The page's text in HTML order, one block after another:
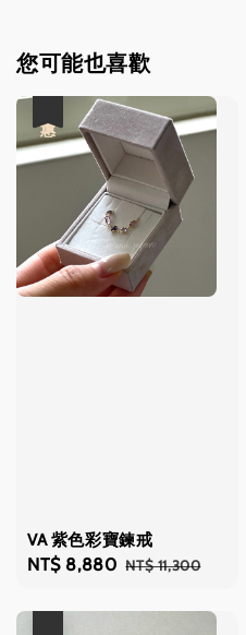
您可能也喜歡
VA 紫色彩寶鍊戒
Sale
NT$ 8,880 Regular
NT$ 11,300